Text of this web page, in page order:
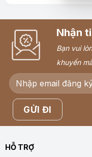
Nhận
Bạn vui
khuyến
HỖ TRỢ